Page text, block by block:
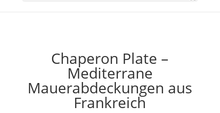
Chaperon Plate –
Mediterrane
Mauerabdeckungen aus
Frankreich